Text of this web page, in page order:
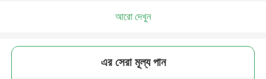
আরো দেখুন
এর সেরা মূল্য পান